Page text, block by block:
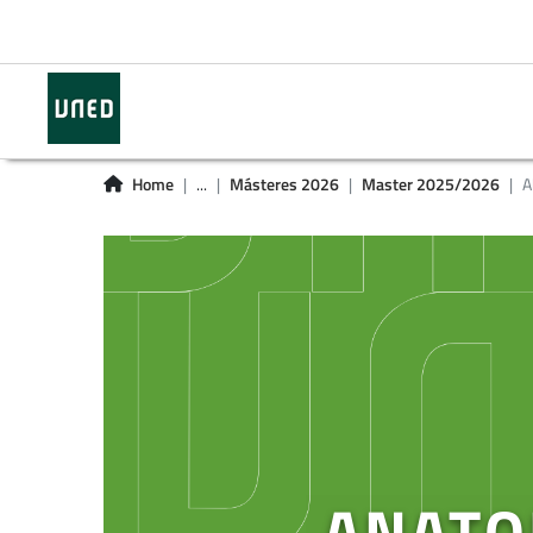
Home ... Másteres 2026 Master 2025/2026